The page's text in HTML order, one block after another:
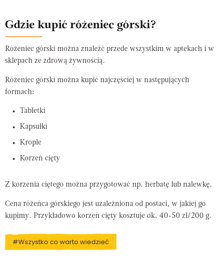
Gdzie kupić różeniec górski?
Różeniec górski można znaleźć przede wszystkim w aptekach i w
sklepach ze zdrową żywnością.
Różeniec górski można kupić najczęściej w następujących
formach:
Tabletki
Kapsułki
Krople
Korzeń cięty
Z korzenia ciętego można przygotować np. herbatę lub nalewkę.
Cena różeńca górskiego jest uzależniona od postaci, w jakiej go
kupimy. Przykładowo korzeń cięty kosztuje ok. 40-50 zł/200 g.
#Wszystko co warto wiedzieć